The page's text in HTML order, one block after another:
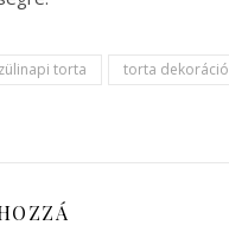
torta torta dekoráció